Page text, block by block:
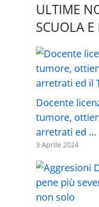
ULTIME
SCUOLA
Docente
tumore,
arretrati ed …
3 Aprile 2024